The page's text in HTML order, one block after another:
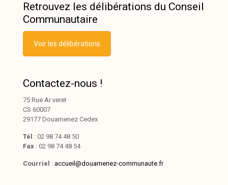
Retrouvez les délibérations du Conseil
Communautaire
Voir les délibérations
Contactez-nous !
75 Rue Ar veret
CS 60007
29177 Douarnenez Cedex
Tél : 02 98 74 48 50
Fax : 02 98 74 48 54
Courriel : accueil@douarnenez-communaute.fr